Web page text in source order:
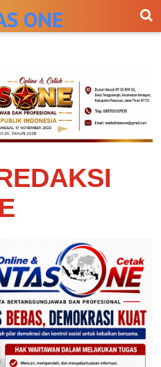
ONE